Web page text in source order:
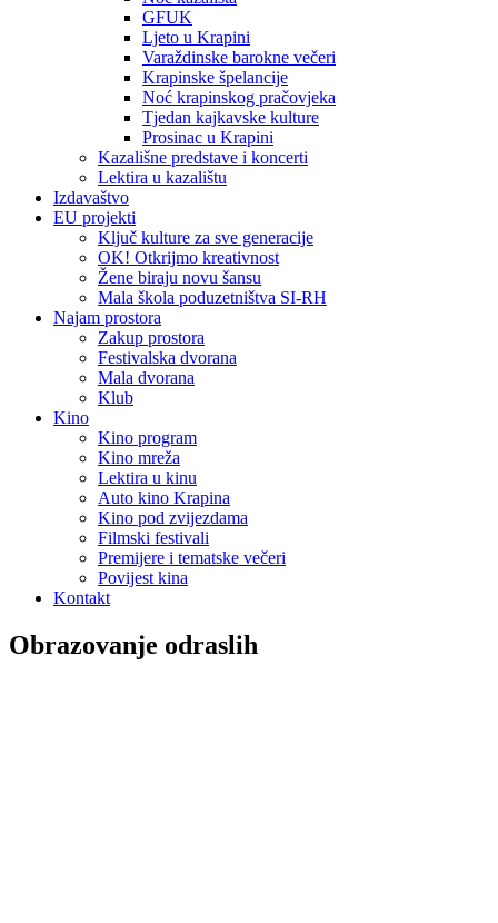
GFUK
Ljeto u Krapini
Varaždinske barokne večeri
Krapinske špelancije
Noć krapinskog pračovjeka
Tjedan kajkavske kulture
Prosinac u Krapini
Kazališne predstave i koncerti
Lektira u kazalištu
Izdavaštvo
EU projekti
Ključ kulture za sve generacije
OK! Otkrijmo kreativnost
Žene biraju novu šansu
Mala škola poduzetništva SI-RH
Najam prostora
Zakup prostora
Festivalska dvorana
Mala dvorana
Klub
Kino
Kino program
Kino mreža
Lektira u kinu
Auto kino Krapina
Kino pod zvijezdama
Filmski festivali
Premijere i tematske večeri
Povijest kina
Kontakt
Obrazovanje odraslih